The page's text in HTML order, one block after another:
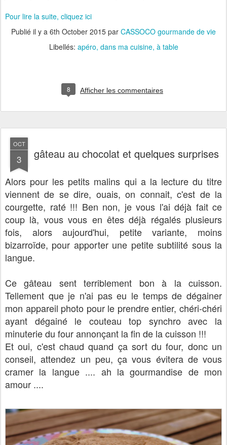
Pour lire la suite, cliquez ici
Publié il y a 6th October 2015 par CASSOCO gourmande de vie
Libellés: apéro dans ma cuisine à table
8 Afficher les commentaires
OCT
3 gâteau au chocolat et quelques surprises
Alors pour les petits malins qui a la lecture du titre
viennent de se dire, ouais, on connait, c'est de la
courgette, raté !!! Ben non, je vous l'ai déjà fait ce
coup là, vous vous en êtes déjà régalés plusieurs
fois, alors aujourd'hui, petite variante, moins
bizarroïde, pour apporter une petite subtilité sous la
langue.
Ce gâteau sent terriblement bon à la cuisson.
Tellement que je n'ai pas eu le temps de dégainer
mon appareil photo pour le prendre entier, chéri-chéri
ayant dégainé le couteau top synchro avec la
minuterie du four annonçant la fin de la cuisson !!!
Et oui, c'est chaud quand ça sort du four, donc un
conseil, attendez un peu, ça vous évitera de vous
cramer la langue .... ah la gourmandise de mon
amour ....